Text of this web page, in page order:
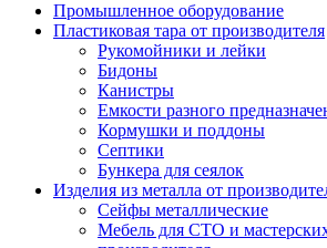
Промышленное оборудование
Пластиковая тара от производителя
Рукомойники и лейки
Бидоны
Канистры
Емкости разного
Кормушки и поддоны
Септики
Бункера для сеялок
Изделия из металла от
Сейфы металлические
Мебель для СТО и